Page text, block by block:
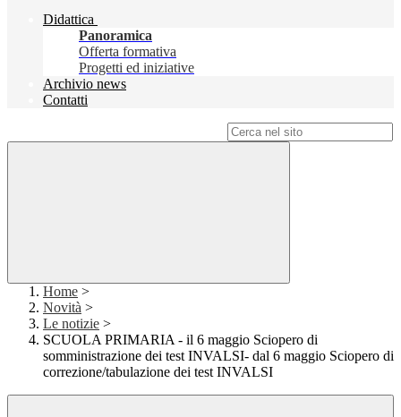
Didattica
Panoramica
Offerta formativa
Progetti ed iniziative
Archivio news
Contatti
Home >
Novità >
Le notizie >
SCUOLA PRIMARIA - il 6 maggio Sciopero di
somministrazione dei test INVALSI- dal 6 maggio Sciopero di
correzione/tabulazione dei test INVALSI